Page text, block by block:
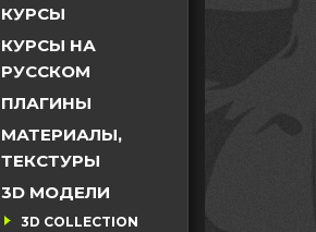
КУРСЫ
КУРСЫ НА
РУССКОМ
ПЛАГИНЫ
МАТЕРИАЛЫ,
ТЕКСТУРЫ
3D МОДЕЛИ
3D COLLECTION